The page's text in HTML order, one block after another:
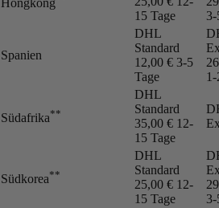
Hongkong
15 Tage
3-
Spanien
DHL
Standard
12,00 € 3-5
Tage
1-
Südafrika**
DHL
Standard
35,00 € 12-
15 Tage
Südkorea**
DHL
Standard
25,00 € 12-
15 Tage
3-